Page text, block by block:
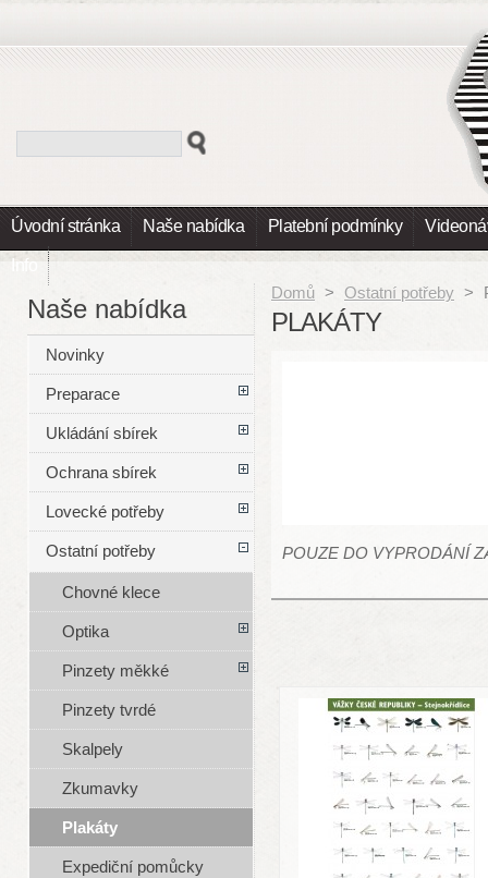
Úvodní stránka Naše nabídka Platební podmínky
Info
Domů > Ostatní potřeby >
PLAKÁTY
POUZE DO VYPRODÁNÍ
Naše nabídka
Novinky
Preparace
Ukládání sbírek
Ochrana sbírek
Lovecké potřeby
Ostatní potřeby
Chovné klece
Optika
Pinzety měkké
Pinzety tvrdé
Skalpely
Zkumavky
Plakáty
Expediční pomůcky